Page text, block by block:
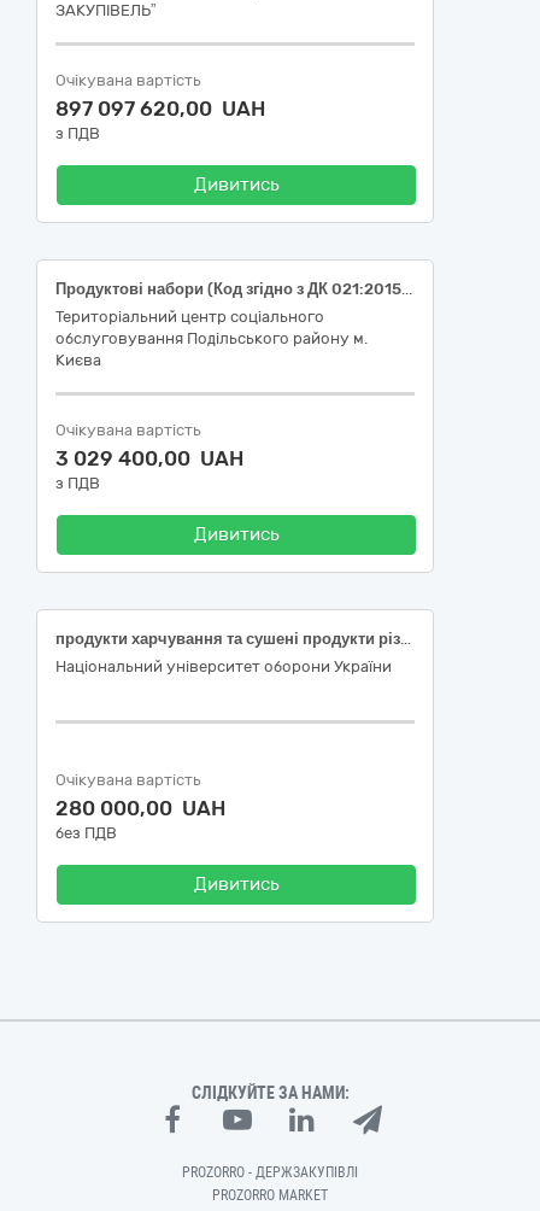
ЗАКУПІВЕЛЬ”
Очікувана вартість
897 097 620,00 UAH
з ПДВ
Дивитись
Продуктові набори (Код згідно з ДК 021:2015 «Єдиний закупівельний словник» 15890000-3 Продукти харчування та сушені продукти різні)
Територіальний центр соціального
обслуговування Подільського району м.
Києва
Очікувана вартість
3 029 400,00 UAH
з ПДВ
Дивитись
продукти харчування та сушені продукти різні (15897300-5 – продуктові набори)
Національний університет оборони України
Очікувана вартість
280 000,00 UAH
без ПДВ
Дивитись
СЛІДКУЙТЕ ЗА НАМИ:
PROZORRO - ДЕРЖЗАКУПІВЛІ
PROZORRO MARKET